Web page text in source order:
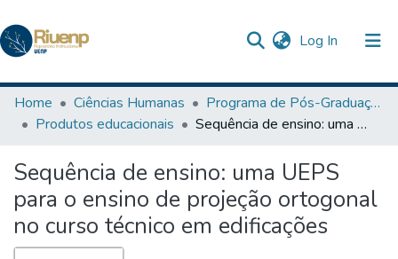
Log In (current)
Communities & Collections
Statistics
The Repository
Home Ciências Humanas
Programa de Pós-Graduação em Ensino
Produtos educacionais
Sequência de ensino: uma UEPS para o ensino de projeção ortogonal no curso técnico em edificações
Sequência de ensino: uma UEPS
para o ensino de projeção ortogonal
no curso técnico em edificações